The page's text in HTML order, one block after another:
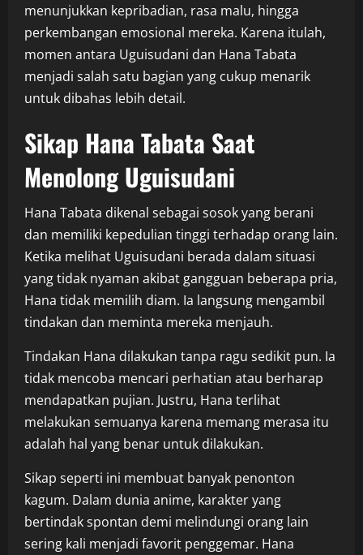
menunjukkan kepribadian, rasa malu, hingga
perkembangan emosional mereka. Karena itulah,
momen antara Uguisudani dan Hana Tabata
menjadi salah satu bagian yang cukup menarik
untuk dibahas lebih detail.
Sikap Hana Tabata Saat
Menolong Uguisudani
Hana Tabata dikenal sebagai sosok yang berani
dan memiliki kepedulian tinggi terhadap orang lain.
Ketika melihat Uguisudani berada dalam situasi
yang tidak nyaman akibat gangguan beberapa pria,
Hana tidak memilih diam. Ia langsung mengambil
tindakan dan meminta mereka menjauh.
Tindakan Hana dilakukan tanpa ragu sedikit pun. Ia
tidak mencoba mencari perhatian atau berharap
mendapatkan pujian. Justru, Hana terlihat
melakukan semuanya karena memang merasa itu
adalah hal yang benar untuk dilakukan.
Sikap seperti ini membuat banyak penonton
kagum. Dalam dunia anime, karakter yang
bertindak spontan demi melindungi orang lain
sering kali menjadi favorit penggemar. Hana